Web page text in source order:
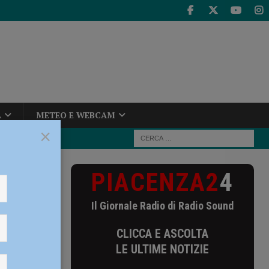
METEO E WEBCAM
alla
PIACENZA24
Il Giornale Radio di Radio Sound
CLICCA E ASCOLTA
LE ULTIME NOTIZIE
×